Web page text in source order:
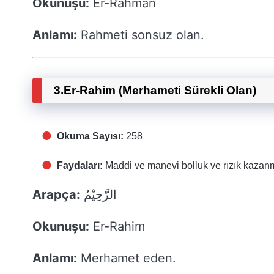
Okunuşu: Er-Rahman
Anlamı: Rahmeti sonsuz olan.
3.Er-Rahim (Merhameti Sürekli Olan)
Okuma Sayısı: 258
Faydaları: Maddi ve manevi bolluk ve rızık
Arapça: الرَّحِيْمُ
Okunuşu: Er-Rahim
Anlamı: Merhamet eden.